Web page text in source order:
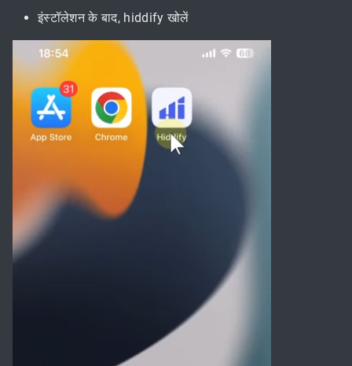
इंस्टॉलेशन के बाद, hiddify खोलें